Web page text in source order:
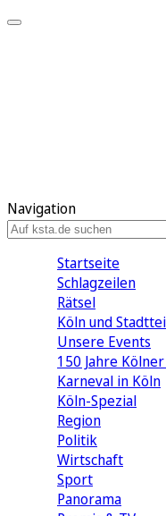
Navigation
Startseite
Schlagzeilen
Rätsel
Köln und
Unsere Events
150 Jahre
Karneval in Köln
Köln-Spezial
Region
Politik
Wirtschaft
Sport
Panorama